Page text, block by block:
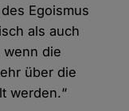
Egoismus
als auch
die
über die
werden.“